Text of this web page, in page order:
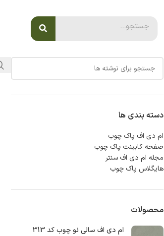
دسته بندی ها
ام دی اف پاک چوب
صفحه کابینت پاک چوب
مجله ام دی اف سنتر
هایگلاس پاک چوب
محصولات
ام دی اف سالی نو چوب کد 313